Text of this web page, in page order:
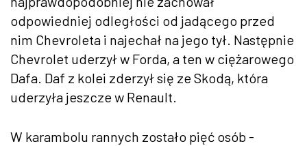
odpowiedniej odległości od jadącego przed
nim Chevroleta i najechał na jego tył. Następnie
Chevrolet uderzył w Forda, a ten w ciężarowego
Dafa. Daf z kolei zderzył się ze Skodą, która
uderzyła jeszcze w Renault.
W karambolu rannych zostało pięć osób -